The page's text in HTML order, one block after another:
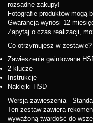
rozsądne zakupy!
Fotografie produktów mogą
Gwarancja wynosi 12
Zapytaj o czas realizacji,
Co otrzymujesz w zestawie?
Zawieszenie gwintowane
2 klucze
Instrukcję
Naklejki HSD
Wersja zawieszenia -
Ten zestaw zawiera
wyważoną twardość do